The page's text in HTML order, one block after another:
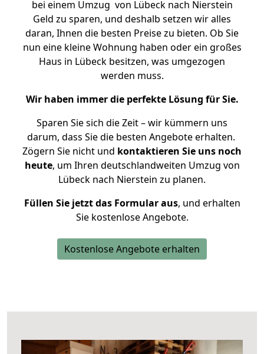
bei einem Umzug von Lübeck nach Nierstein
Geld zu sparen, und deshalb setzen wir alles
daran, Ihnen die besten Preise zu bieten. Ob Sie
nun eine kleine Wohnung haben oder ein großes
Haus in Lübeck besitzen, was umgezogen
werden muss.
Wir haben immer die perfekte Lösung für Sie.
Sparen Sie sich die Zeit – wir kümmern uns
darum, dass Sie die besten Angebote erhalten.
Zögern Sie nicht und kontaktieren Sie uns noch
heute, um Ihren deutschlandweiten Umzug von
Lübeck nach Nierstein zu planen.
Füllen Sie jetzt das Formular aus, und erhalten
Sie kostenlose Angebote.
Kostenlose Angebote erhalten